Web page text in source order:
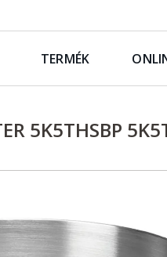
TERMÉK
5K5THSBP